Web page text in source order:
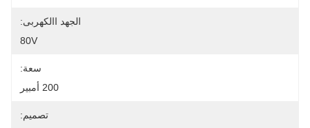
الجهد االكهربى:
80V
سعة:
200 أمبير
تصميم: